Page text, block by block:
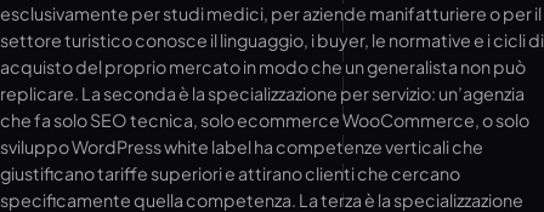
esclusivamente per studi medici, per aziende manifatturiere o per il
settore turistico conosce il linguaggio, i buyer, le normative e i cicli di
acquisto del proprio mercato in modo che un generalista non può
replicare. La seconda è la specializzazione per servizio: un’agenzia
che fa solo SEO tecnica, solo ecommerce WooCommerce, o solo
sviluppo WordPress white label ha competenze verticali che
giustificano tariffe superiori e attirano clienti che cercano
specificamente quella competenza. La terza è la specializzazione